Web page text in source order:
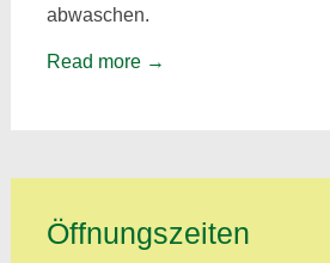
abwaschen.
Read more →
Öffnungszeiten